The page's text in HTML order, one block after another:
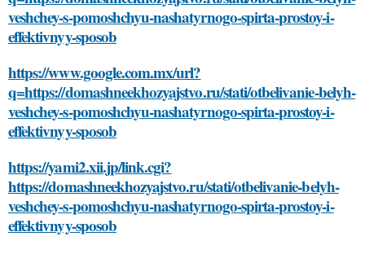
veshchey-s-pomoshchyu-nashatyrnogo-spirta-prostoy-i-
effektivnyy-sposob
https://www.google.com.mx/url?
q=https://domashneekhozyajstvo.ru/stati/otbelivanie-belyh-
veshchey-s-pomoshchyu-nashatyrnogo-spirta-prostoy-i-
effektivnyy-sposob
https://yami2.xii.jp/link.cgi?
https://domashneekhozyajstvo.ru/stati/otbelivanie-belyh-
veshchey-s-pomoshchyu-nashatyrnogo-spirta-prostoy-i-
effektivnyy-sposob